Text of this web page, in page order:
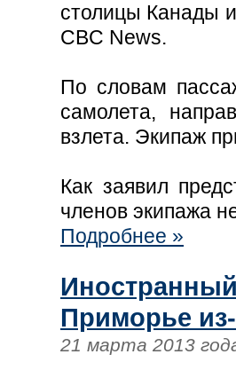
столицы Канады
CBC News.
По словам
самолета,
взлета. Экипаж
Как заявил
членов экипажа
Подробнее »
Приморье
21 марта 2013